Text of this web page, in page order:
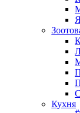
Кухня